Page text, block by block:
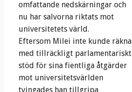
omfattande nedskärningar och
nu har salvorna riktats mot
universitetets värld.
Eftersom Milei inte kunde räkna
med tillräckligt parlamentariskt
stöd för sina fientliga åtgärder
mot universitetsvärlden
tvingades han tillgripa